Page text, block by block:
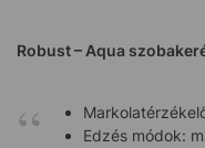
Robust – Aqua
Edzés módok: